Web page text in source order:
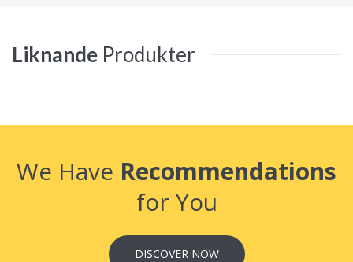
Liknande Produkter
We Have Recommendations
for You
DISCOVER NOW